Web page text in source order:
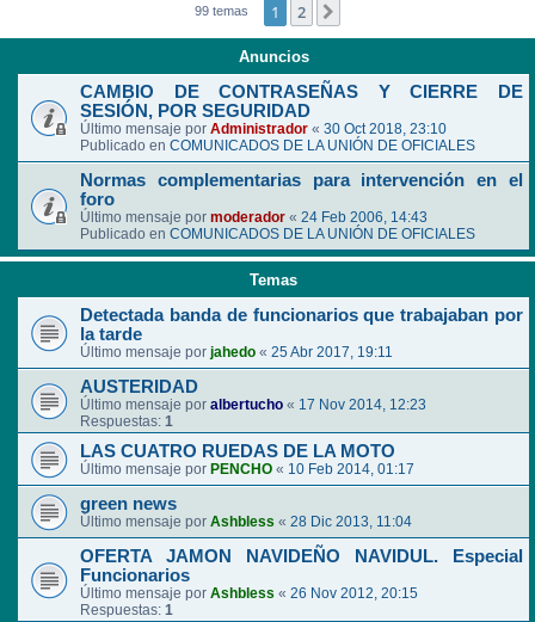
99 temas 1 2
Anuncios
CAMBIO DE CONTRASEÑAS Y CIERRE DE
SESIÓN, POR SEGURIDAD
Último mensaje por Administrador « 30 Oct 2018, 23:10
Publicado en COMUNICADOS DE LA UNIÓN DE OFICIALES
Normas complementarias para intervención en el
foro
Último mensaje por moderador « 24 Feb 2006, 14:43
Publicado en COMUNICADOS DE LA UNIÓN DE OFICIALES
Temas
Detectada banda de funcionarios que trabajaban por
la tarde
Último mensaje por jahedo « 25 Abr 2017, 19:11
AUSTERIDAD
Último mensaje por albertucho « 17 Nov 2014, 12:23
Respuestas: 1
LAS CUATRO RUEDAS DE LA MOTO
Último mensaje por PENCHO « 10 Feb 2014, 01:17
green news
Último mensaje por Ashbless « 28 Dic 2013, 11:04
OFERTA JAMON NAVIDEÑO NAVIDUL. Especial
Funcionarios
Último mensaje por Ashbless « 26 Nov 2012, 20:15
Respuestas: 1